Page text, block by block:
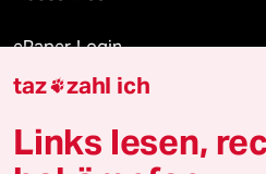
ePaper Login
Downloads für Abonnierende
taz zahl ich
Links lesen,